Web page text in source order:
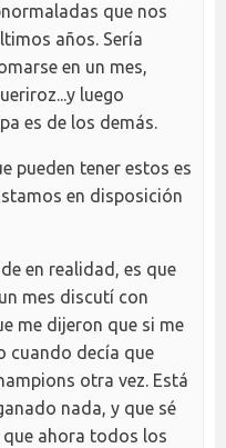
que nos
años. Sería
en un mes,
luego
es de los demás.
pueden tener estos es
en disposición
en realidad, es que
mes discutí con
me dijeron que si me
cuando decía que
otra vez. Está
nada, y que sé
que ahora todos los